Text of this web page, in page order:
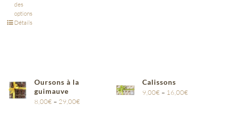
des
options
Détails
Oursons à la
guimauve
8,00€ – 29,00€
Calissons
9,00€ – 16,00€